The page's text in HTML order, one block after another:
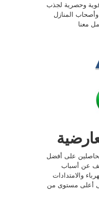
وحصرية لجذب
المنازل
معنا
على أفضل
عن أسباب
والامتدادات
أعلى مستوى من